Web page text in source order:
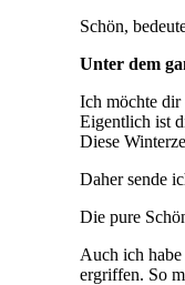
Schön,
Unter dem
Ich möchte dir
Eigentlich ist
Diese
Daher sende
Die pure
Auch ich
ergriffen. So